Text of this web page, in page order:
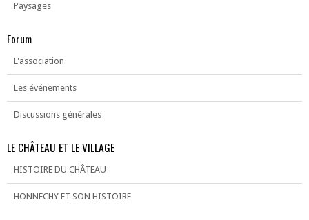
Paysages
Forum
L'association
Les événements
Discussions générales
LE CHÂTEAU ET LE VILLAGE
HISTOIRE DU CHÂTEAU
HONNECHY ET SON HISTOIRE